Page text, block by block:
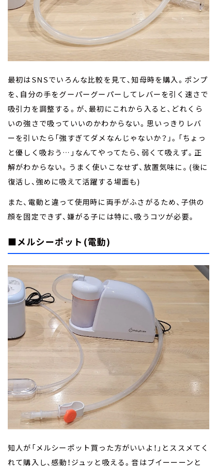
最初はSNSでいろんな比較を見て、知母時を購入。ポンプ
を、自分の手をグーパーグーパーしてレバーを引く速さで
吸引力を調整する。が、最初にこれから入ると、どれくら
いの強さで吸っていいのかわからない。思いっきりレバ
ーを引いたら「強すぎてダメなんじゃないか？」。「ちょっ
と優しく吸おう…」なんてやってたら、弱くて吸えず。正
解がわからない。うまく使いこなせず、放置気味に。(後に
復活し、強めに吸えて活躍する場面も)
また、電動と違って使用時に両手がふさがるため、子供の
顔を固定できず、嫌がる子には特に、吸うコツが必要。
■メルシーポット(電動)
知人が「メルシーポット買った方がいいよ！」とススメてく
れて購入し、感動！ジュッと吸える。音はブイーーーンと